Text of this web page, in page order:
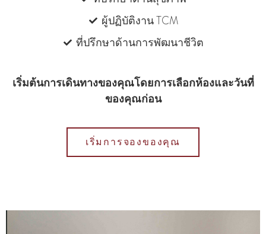
ผู้ปฏิบัติงาน TCM
ที่ปรึกษาด้านการพัฒนาชีวิต
เริ่มต้นการเดินทางของคุณโดยการเลือกห้องและวันที่
ของคุณก่อน
เริ่มการจองของคุณ